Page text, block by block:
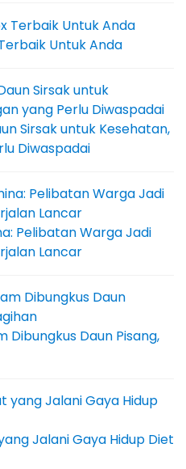
Untuk Anda
Sirsak untuk Kesehatan,
Diwaspadai
Pelibatan Warga Jadi
Lancar
Dibungkus Daun Pisang,
Jalani Gaya Hidup Diet